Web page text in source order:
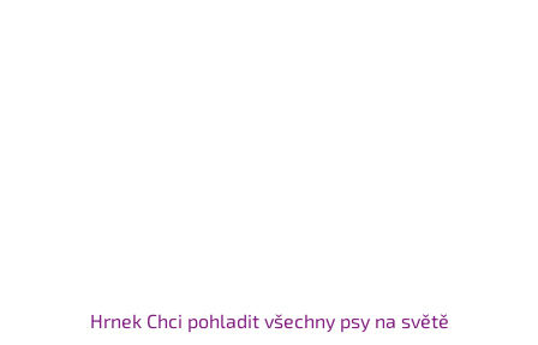
Hrnek Chci pohladit všechny psy na světě